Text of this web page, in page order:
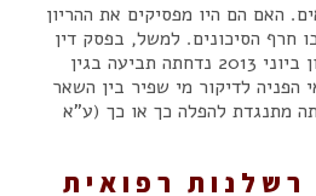
האם הם היו מפסיקים את ההריון
חרף הסיכונים. למשל, בפסק דין
שניתן בבית המשפט העליון ביוני 2013 נדחתה תביעה בגין
הפניה לדיקור מי שפיר בין השאר
מתנגדת להפלה כך או כך (ע"א
רשלנות רפואית